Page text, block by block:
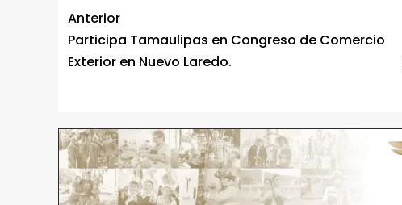
Anterior
Participa Tamaulipas en Congreso de Comercio
Exterior en Nuevo Laredo.